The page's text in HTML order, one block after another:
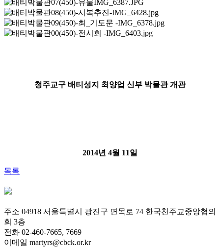
청주교구 배티성지 최양업 신부 박물관 개관
2014년 4월 11일
목록
주소 04918 서울특별시 광진구 면목로 74 한국천주교중앙협의
회 3층
전화 02-460-7665, 7669
이메일 martyrs@cbck.or.kr